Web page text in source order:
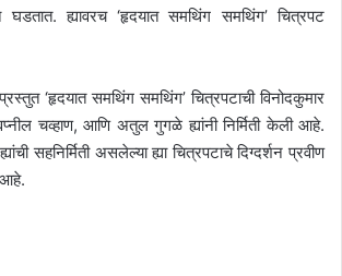
घडतात. ह्यावरच ‘हृदयात समथिंग समथिंग’ चित्रपट
‘हृदयात समथिंग समथिंग’ चित्रपटाची विनोदकुमार
चव्हाण, आणि अतुल गुगळे ह्यांनी निर्मिती केली आहे.
सहनिर्मिती असलेल्या ह्या चित्रपटाचे दिग्दर्शन प्रवीण
आहे.